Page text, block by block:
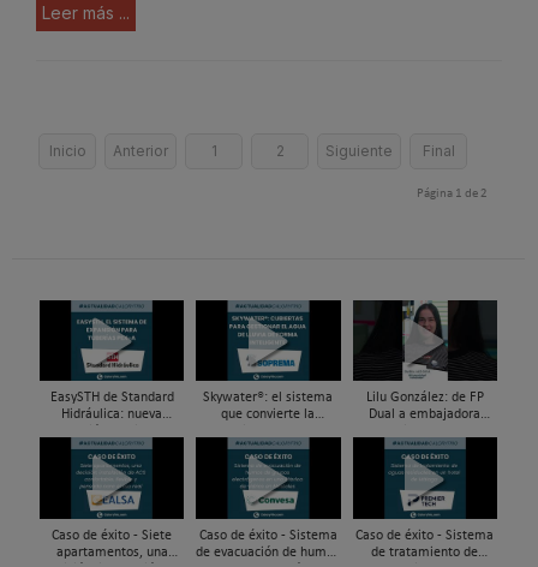
Leer más ...
Inicio Anterior 1 2 Siguiente Final
Página 1 de 2
EasySTH de Standard
Hidráulica: nueva
de expansión para
tuberías PEX
Skywater®: el sistema
que convierte la
infraestructura activa de
gestión del agua...
Lilu González: de FP
Dual a embajadora
| Mecatrónica Industrial
Caso de éxito - Siete
apartamentos, una
Caso de éxito - Sistema
de evacuación de humos
Caso de éxito - Sistema
de tratamiento de